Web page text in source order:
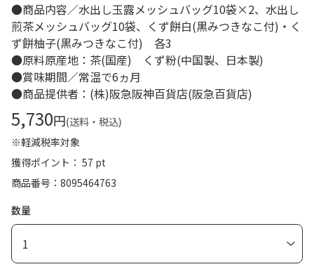
●商品内容／水出し玉露メッシュバッグ10袋×2、水出し
煎茶メッシュバッグ10袋、くず餅白(黒みつきなこ付)・く
ず餅柚子(黒みつきなこ付) 各3
●原料原産地：茶(国産) くず粉(中国製、日本製)
●賞味期間／常温で6ヵ月
●商品提供者：(株)阪急阪神百貨店(阪急百貨店)
5,730円(送料・税込)
※軽減税率対象
獲得ポイント： 57 pt
商品番号
8095464763
数量
1